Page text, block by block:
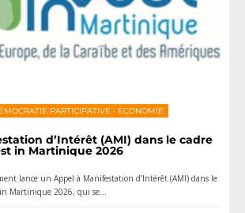
PARTICIPATIVE • ÉCONOMIE
d’Intérêt (AMI) dans le cadre
in Martinique 2026
lance un Appel à Manifestation d’Intérêt (AMI) dans le
Martinique 2026, qui se...